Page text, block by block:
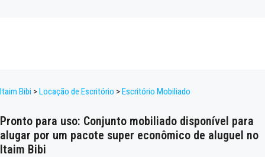
Itaim Bibi >Locação de Escritório >Escritório Mobiliado
Pronto para uso: Conjunto mobiliado disponível para
alugar por um pacote super econômico de aluguel no
Itaim Bibi